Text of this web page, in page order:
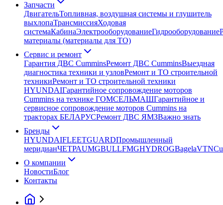
Запчасти
ДвигательТопливная, воздушная системы и глушитель
выхлопаТрансмиссияХодовая
системаКабинаЭлектрооборудованиеГидрооборудование
материалы (материалы для ТО)
Сервис и ремонт
Гарантия ДВС CumminsРемонт ДВС CumminsВыездная
диагностика техники и узловРемонт и ТО строительной
техникиРемонт и ТО строительной техники
HYUNDAIГарантийное сопровождение моторов
Cummins на технике ГОМСЕЛЬМАШГарантийное и
сервисное сопровождение моторов Cummins на
тракторах БЕЛАРУСРемонт ДВС ЯМЗВажно знать
Бренды
HYUNDAIFLEETGUARDПромышленный
меридианЧЕТРАUMGBULLFMGHYDROGBagelaVTN
О компании
НовостиБлог
Контакты